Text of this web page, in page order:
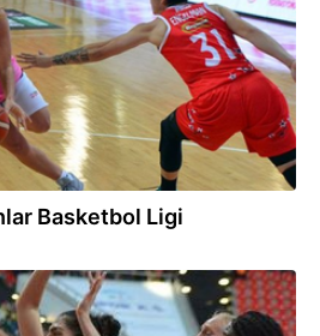
Basketbol Ligi